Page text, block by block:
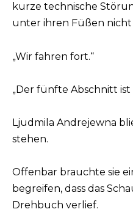
kurze technische
unter ihren Füßen nicht
„Wir fahren fort.“
„Der fünfte Abschnitt
Ljudmila Andrejewna
stehen.
Offenbar brauchte sie
begreifen, dass das
Drehbuch verlief.